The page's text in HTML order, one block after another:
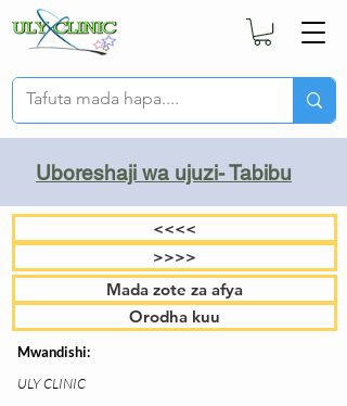
Uboreshaji wa ujuzi- Tabibu
<<<<
>>>>
Mada zote za afya
Orodha kuu
Mwandishi:
ULY CLINIC